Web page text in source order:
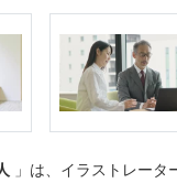
」は、イラストレータ